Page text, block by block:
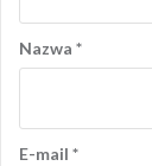
Nazwa *
E-mail *